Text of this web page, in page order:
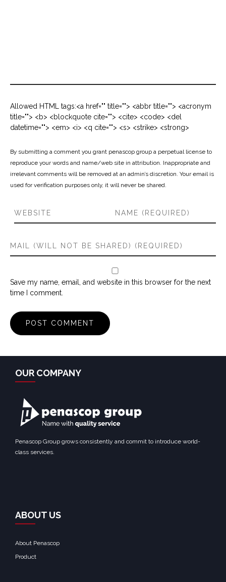
Allowed HTML tags:<a href="" title=""> <abbr title=""> <acronym
title=""> <b> <blockquote cite=""> <cite> <code> <del
datetime=""> <em> <i> <q cite=""> <s> <strike> <strong>
By submitting a comment you grant penascop group a perpetual license to
reproduce your words and name/web site in attribution. Inappropriate and
irrelevant comments will be removed at an admin’s discretion. Your email is
used for verification purposes only, it will never be shared.
Save my name, email, and website in this browser for the next
time I comment.
OUR COMPANY
Penascop Group grows consistently and commit to introduce world-
class services.
ABOUT US
About Penascop
Product